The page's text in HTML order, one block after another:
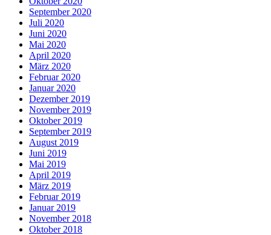
September 2020
Juli 2020
Juni 2020
Mai 2020
April 2020
März 2020
Februar 2020
Januar 2020
Dezember 2019
November 2019
Oktober 2019
September 2019
August 2019
Juni 2019
Mai 2019
April 2019
März 2019
Februar 2019
Januar 2019
November 2018
Oktober 2018